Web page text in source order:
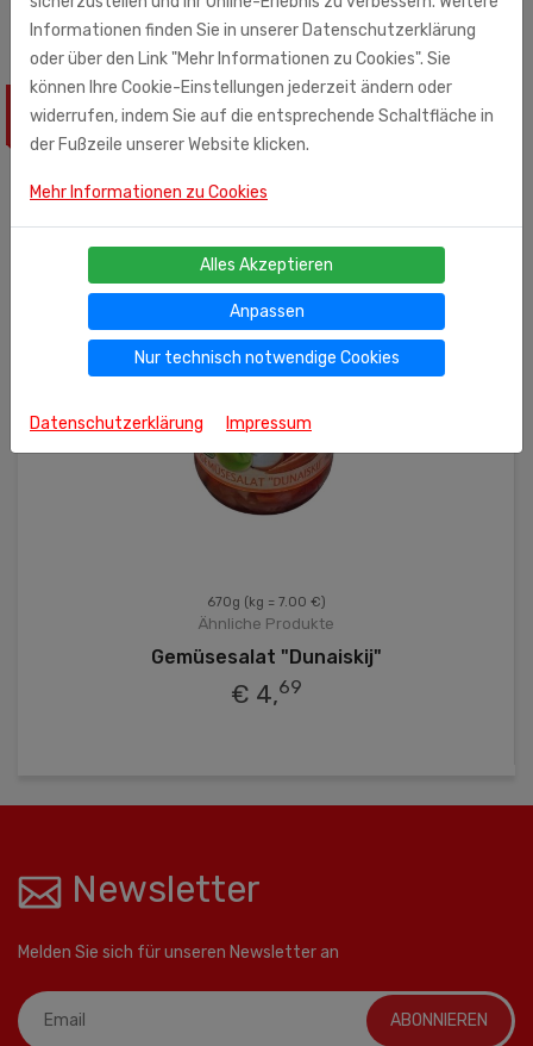
ÄHNLICHE PRODUKTE
670g (kg = 7.00 €)
Ähnliche Produkte
Gemüsesalat "Dunaiskij"
€ 4,69
Newsletter
Melden Sie sich für unseren Newsletter an
ABONNIEREN
Informationen finden Sie in unserer Datenschutzerklärung
oder über den Link "Mehr Informationen zu Cookies". Sie
können Ihre Cookie-Einstellungen jederzeit ändern oder
widerrufen, indem Sie auf die entsprechende Schaltfläche in
der Fußzeile unserer Website klicken.
Mehr Informationen zu Cookies
Alles Akzeptieren
Anpassen
Nur technisch notwendige Cookies
Datenschutzerklärung Impressum